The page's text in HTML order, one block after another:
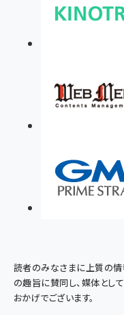
読者のみなさまに上質の
の趣旨に賛同し、媒体とし
おかげでございます。